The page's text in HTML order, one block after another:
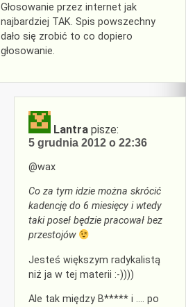
Głosowanie przez internet jak
najbardziej TAK. Spis powszechny
dało się zrobić to co dopiero
głosowanie.
Lantra pisze:
5 grudnia 2012 o 22:36
@wax
Co za tym idzie można skrócić
kadencję do 6 miesięcy i wtedy
taki poseł będzie pracował bez
przestojów
Jesteś większym radykalistą
niż ja w tej materii :-))))
Ale tak między B***** i …. po